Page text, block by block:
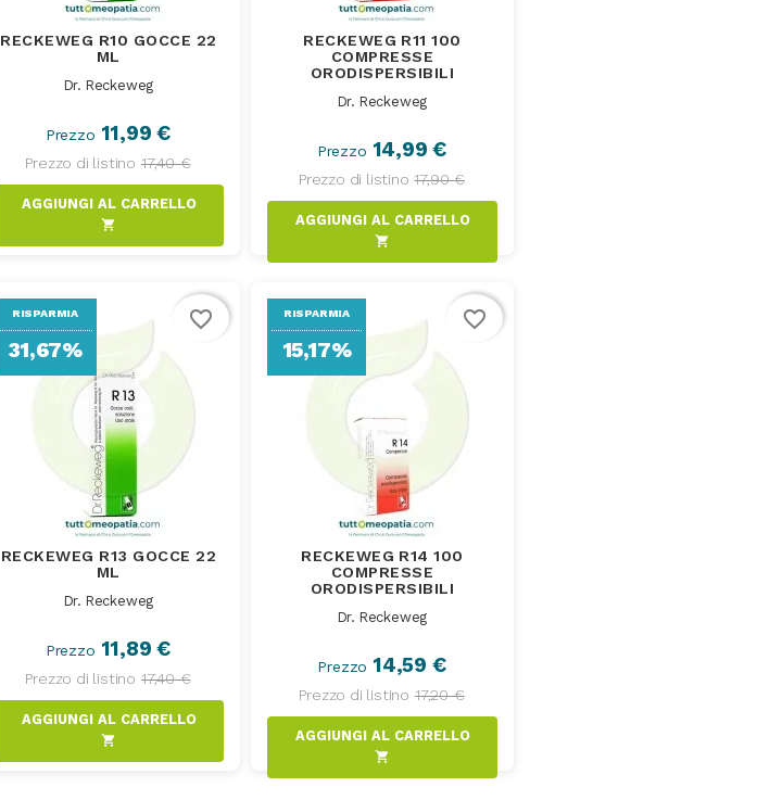
RECKEWEG R10 GOCCE 22
ML
Dr. Reckeweg
Prezzo 11,99 €
Prezzo di listino 17,40 €
AGGIUNGI AL CARRELLO
shopping_cart
RECKEWEG R11 100
COMPRESSE
ORODISPERSIBILI
Dr. Reckeweg
Prezzo 14,99 €
Prezzo di listino 17,90 €
AGGIUNGI AL CARRELLO
shopping_cart
RECKEWEG R13 GOCCE 22
ML
Dr. Reckeweg
Prezzo 11,89 €
Prezzo di listino 17,40 €
AGGIUNGI AL CARRELLO
shopping_cart
RISPARMIA
31,67%
favorite_border
RECKEWEG R14 100
COMPRESSE
ORODISPERSIBILI
Dr. Reckeweg
Prezzo 14,59 €
Prezzo di listino 17,20 €
AGGIUNGI AL CARRELLO
shopping_cart
RISPARMIA
15,17%
favorite_border